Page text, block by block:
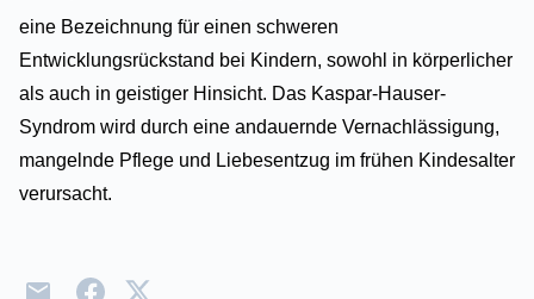
eine Bezeichnung für einen schweren
Entwicklungsrückstand bei Kindern, sowohl in körperlicher
als auch in geistiger Hinsicht. Das Kaspar-Hauser-
Syndrom wird durch eine andauernde Vernachlässigung,
mangelnde Pflege und Liebesentzug im frühen Kindesalter
verursacht.